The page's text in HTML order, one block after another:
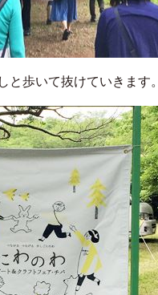
と歩いて抜けていきます。